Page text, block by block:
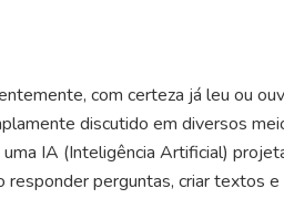
com certeza já leu ou
discutido em diversos
IA (Inteligência Artificial)
perguntas, criar textos